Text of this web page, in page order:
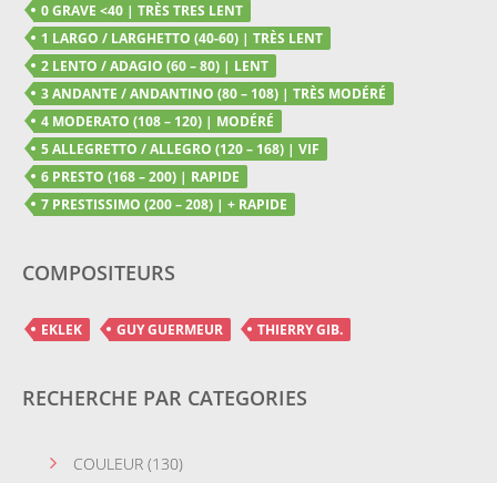
0 GRAVE <40 | TRÈS TRES LENT
1 LARGO / LARGHETTO (40-60) | TRÈS LENT
2 LENTO / ADAGIO (60 – 80) | LENT
3 ANDANTE / ANDANTINO (80 – 108) | TRÈS MODÉRÉ
4 MODERATO (108 – 120) | MODÉRÉ
5 ALLEGRETTO / ALLEGRO (120 – 168) | VIF
6 PRESTO (168 – 200) | RAPIDE
7 PRESTISSIMO (200 – 208) | + RAPIDE
COMPOSITEURS
EKLEK GUY GUERMEUR THIERRY GIB.
RECHERCHE PAR CATEGORIES
COULEUR (130)